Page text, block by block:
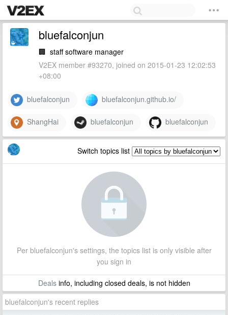
bluefalconjun
🏢 staff software manager
V2EX member #93270, joined on 2015-01-23 12:02:53
+08:00
bluefalconjun bluefalconjun.github.io/
ShangHai bluefalconjun bluefalconjun
Switch topics list
Per bluefalconjun's settings, the topics list is only visible after
you sign in
Dealsinfo, including closed deals, is not hidden
bluefalconjun's recent replies